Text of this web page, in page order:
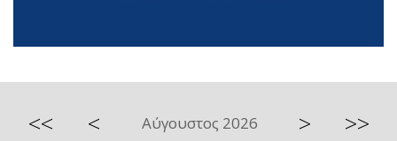
<< < Αύγουστος 2026 > >>